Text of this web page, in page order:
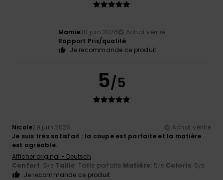
Mamie30 juin 2026
Achat vérifié
Rapport Prix/qualité
Je recommande ce produit
5/5
Nicole29 juin 2026
Achat vérifié
Je suis très satisfait : la coupe est parfaite et la matière
est agréable.
Afficher original - Deutsch
Confort: 5/5 Taille: Taille parfaite Matière: 5/5 Coloris: 5 /5
Je recommande ce produit